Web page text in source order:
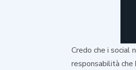
Credo che i social
responsabilità